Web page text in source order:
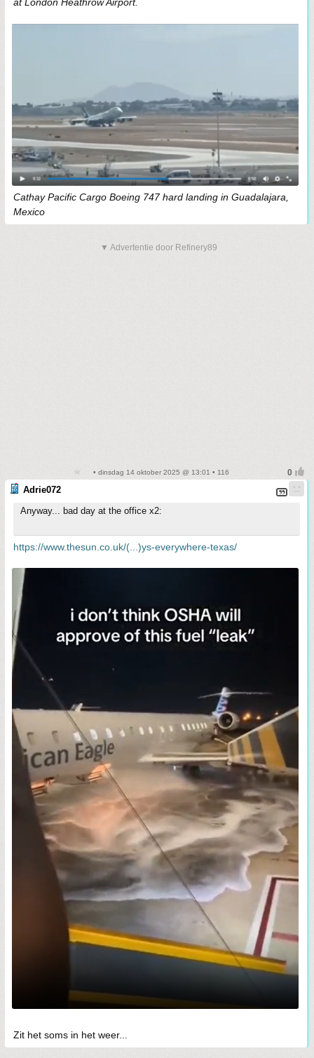
at London Heathrow Airport.
Cathay Pacific Cargo Boeing 747 hard landing in Guadalajara,
Mexico
▼ Advertentie door Refinery89
• dinsdag 14 oktober 2025 @ 13:01 • 116
Adrie072
Anyway... bad day at the office x2:
https://www.thesun.co.uk/(...)ys-everywhere-texas/
Zit het soms in het weer...